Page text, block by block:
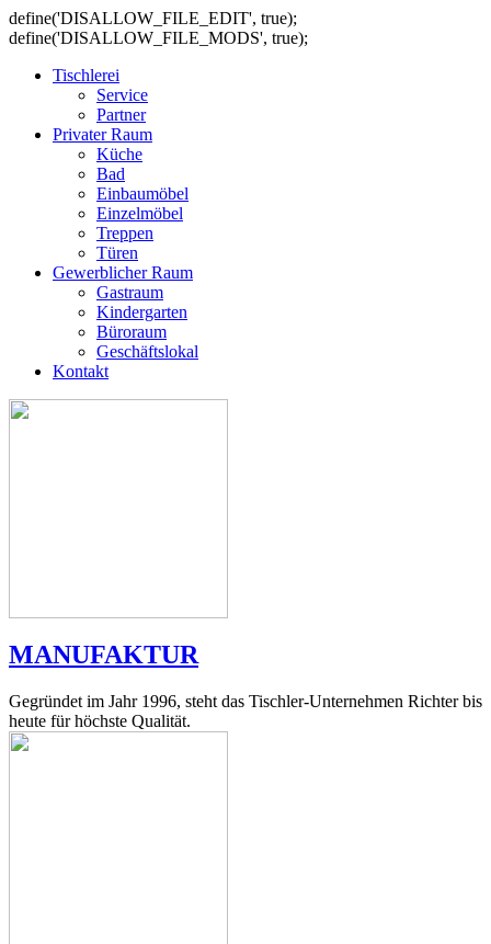
define('DISALLOW_FILE_EDIT', true);
define('DISALLOW_FILE_MODS', true);
Tischlerei
Service
Partner
Privater Raum
Küche
Bad
Einbaumöbel
Einzelmöbel
Treppen
Türen
Gewerblicher Raum
Gastraum
Kindergarten
Büroraum
Geschäftslokal
Kontakt
MANUFAKTUR
Gegründet im Jahr 1996, steht das Tischler-Unternehmen Richter bis
heute für höchste Qualität.